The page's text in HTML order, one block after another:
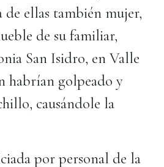
de ellas también mujer,
de su familiar,
San Isidro, en Valle
habrían golpeado y
causándole la
por personal de la